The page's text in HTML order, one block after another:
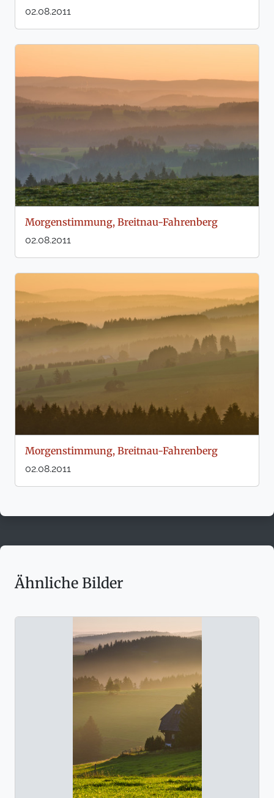
02.08.2011
Morgenstimmung, Breitnau-Fahrenberg
02.08.2011
Morgenstimmung, Breitnau-Fahrenberg
02.08.2011
Ähnliche Bilder